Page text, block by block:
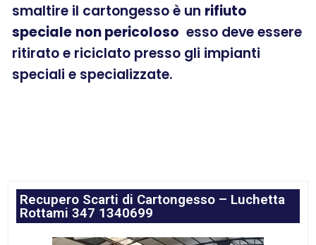
smaltire il cartongesso è un rifiuto
speciale non pericoloso esso deve essere
ritirato e riciclato presso gli impianti
speciali e specializzate.
Recupero Scarti di Cartongesso – Luchetta
Rottami 347 1340699